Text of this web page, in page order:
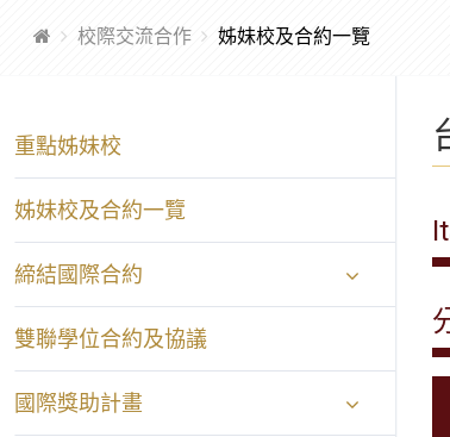
校際交流合作 姊妹校及合約一覽
重點姊妹校
姊妹校及合約一覽
締結國際合約
雙聯學位合約及協議
國際獎助計畫